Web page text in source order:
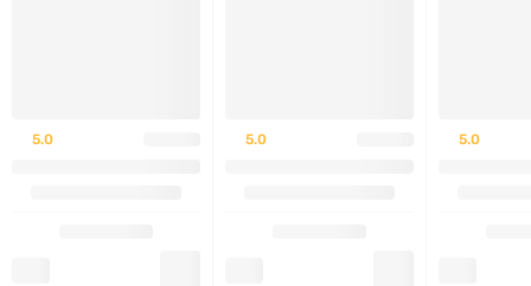
5.0 5.0 5.0